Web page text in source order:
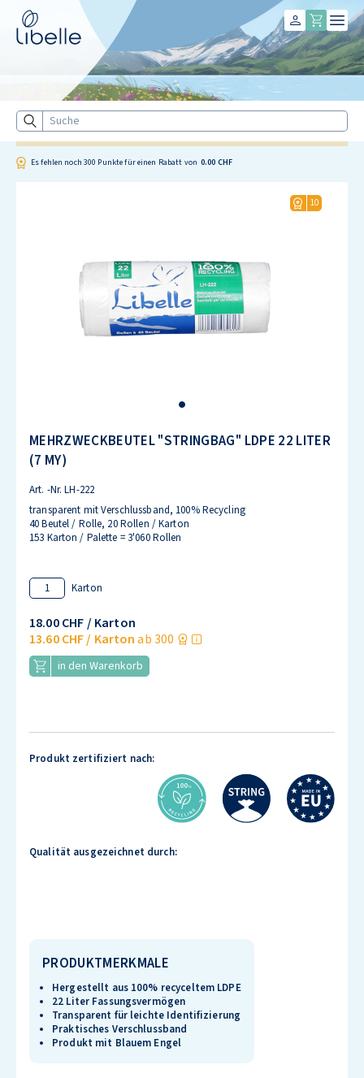
Suche
Es fehlen noch 300 Punkte für einen Rabatt von 0.00 CHF
MEHRZWECKBEUTEL "STRINGBAG" LDPE 22 LITER
(7 MY)
Art. -Nr.LH-222
transparent mit Verschlussband, 100% Recycling
40 Beutel / Rolle, 20 Rollen / Karton
153 Karton / Palette = 3'060 Rollen
Karton
18.00 CHF/ Karton
13.60 CHF/ Karton ab 300
in den Warenkorb
10
Produkt zertifiziert nach:
Qualität ausgezeichnet durch:
PRODUKTMERKMALE
Hergestellt aus 100% recyceltem LDPE
22 Liter Fassungsvermögen
Transparent für leichte Identifizierung
Praktisches Verschlussband
Produkt mit Blauem Engel